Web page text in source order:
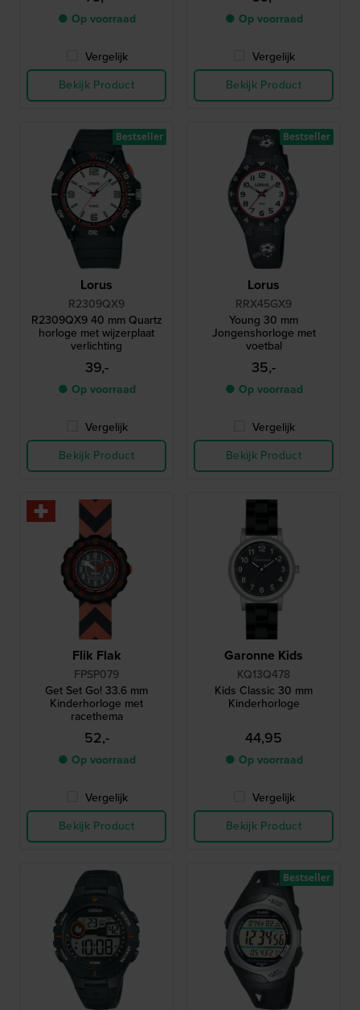
● Op voorraad
Vergelijk
Bekijk Product
● Op voorraad
Vergelijk
Bekijk Product
Lorus
R2309QX9
R2309QX9 40 mm Quartz
horloge met wijzerplaat
verlichting
39,-
● Op voorraad
Vergelijk
Bekijk Product
Bestseller
Lorus
RRX45GX9
Young 30 mm
Jongenshorloge met
voetbal
35,-
● Op voorraad
Vergelijk
Bekijk Product
Bestseller
Flik Flak
FPSP079
Get Set Go! 33.6 mm
Kinderhorloge met
racethema
52,-
● Op voorraad
Vergelijk
Bekijk Product
Garonne Kids
KQ13Q478
Kids Classic 30 mm
Kinderhorloge
44,95
● Op voorraad
Vergelijk
Bekijk Product
Bestseller